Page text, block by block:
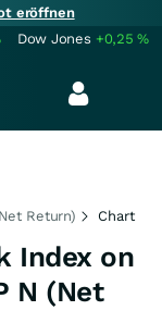
eröffnen
Dow Jones +0,25%
Return)
Chart
Index on
N (Net